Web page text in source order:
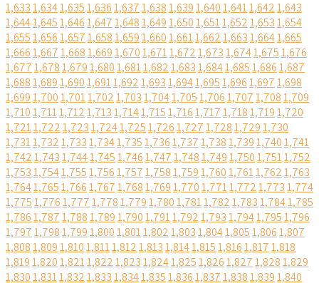
1,6331,6341,6351,6361,6371,6381,6391,6401,6411,6421,643
1,6441,6451,6461,6471,6481,6491,6501,6511,6521,6531,654
1,6551,6561,6571,6581,6591,6601,6611,6621,6631,6641,665
1,6661,6671,6681,6691,6701,6711,6721,6731,6741,6751,676
1,6771,6781,6791,6801,6811,6821,6831,6841,6851,6861,687
1,6881,6891,6901,6911,6921,6931,6941,6951,6961,6971,698
1,6991,7001,7011,7021,7031,7041,7051,7061,7071,7081,709
1,7101,7111,7121,7131,7141,7151,7161,7171,7181,7191,720
1,7211,7221,7231,7241,7251,7261,7271,7281,7291,730
1,7311,7321,7331,7341,7351,7361,7371,7381,7391,7401,741
1,7421,7431,7441,7451,7461,7471,7481,7491,7501,7511,752
1,7531,7541,7551,7561,7571,7581,7591,7601,7611,7621,763
1,7641,7651,7661,7671,7681,7691,7701,7711,7721,7731,774
1,7751,7761,7771,7781,7791,7801,7811,7821,7831,7841,785
1,7861,7871,7881,7891,7901,7911,7921,7931,7941,7951,796
1,7971,7981,7991,8001,8011,8021,8031,8041,8051,8061,807
1,8081,8091,8101,8111,8121,8131,8141,8151,8161,8171,818
1,8191,8201,8211,8221,8231,8241,8251,8261,8271,8281,829
1,8301,8311,8321,8331,8341,8351,8361,8371,8381,8391,840